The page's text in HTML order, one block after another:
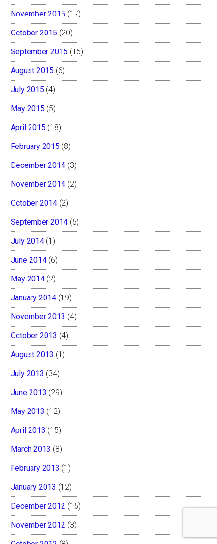
November 2015 (17)
October 2015 (20)
September 2015 (15)
August 2015 (6)
July 2015 (4)
May 2015 (5)
April 2015 (18)
February 2015 (8)
December 2014 (3)
November 2014 (2)
October 2014 (2)
September 2014 (5)
July 2014 (1)
June 2014 (6)
May 2014 (2)
January 2014 (19)
November 2013 (4)
October 2013 (4)
August 2013 (1)
July 2013 (34)
June 2013 (29)
May 2013 (12)
April 2013 (15)
March 2013 (8)
February 2013 (1)
January 2013 (12)
December 2012 (15)
November 2012 (3)